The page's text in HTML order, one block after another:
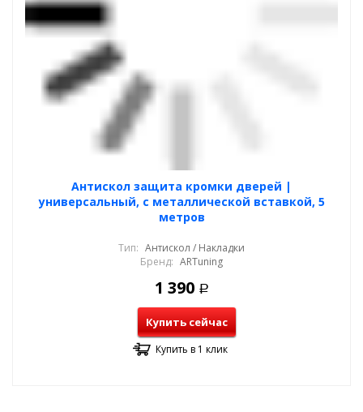
Антискол защита кромки дверей |
универсальный, с металлической вставкой, 5
метров
Тип: Антискол / Накладки
Бренд: ARTuning
1 390 Р
Купить сейчас
Купить в 1 клик